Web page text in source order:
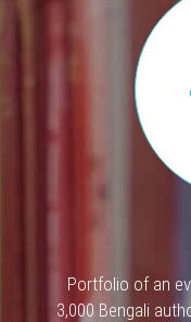
Portfolio of an
3,000 Bengali